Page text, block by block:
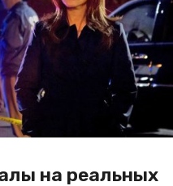
на реальных